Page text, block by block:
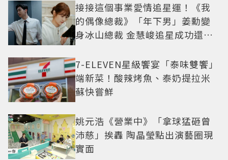
接接這個事業愛情追星運！《我
的偶像總裁》「年下男」姜勳變
身冰山總裁 金慧峻追星成功還偶
7-ELEVEN星級饗宴「泰味雙饗」
端新菜！酸辣烤魚、泰奶提拉米
蘇快嘗鮮
姚元浩《營業中》「拿球猛砸曾
沛慈」挨轟 陶晶瑩點出演藝圈現
實面